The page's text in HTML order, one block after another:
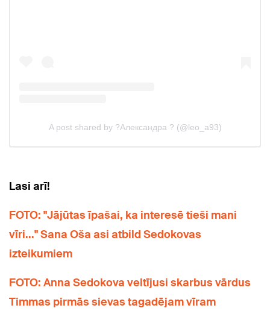
Lasi arī!
FOTO: "Jājūtas īpašai, ka interesē tieši mani
vīri..." Sana Oša asi atbild Sedokovas
izteikumiem
FOTO: Anna Sedokova veltījusi skarbus vārdus
Timmas pirmās sievas tagadējam vīram